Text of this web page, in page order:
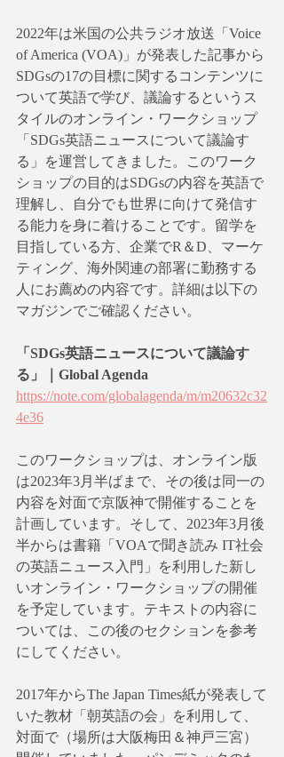
2022年は米国の公共ラジオ放送「Voice
of America (VOA)」が発表した記事から
SDGsの17の目標に関するコンテンツに
ついて英語で学び、議論するというス
タイルのオンライン・ワークショップ
「SDGs英語ニュースについて議論す
る」を運営してきました。このワーク
ショップの目的はSDGsの内容を英語で
理解し、自分でも世界に向けて発信す
る能力を身に着けることです。留学を
目指している方、企業でR＆D、マーケ
ティング、海外関連の部署に勤務する
人にお薦めの内容です。詳細は以下の
マガジンでご確認ください。
「SDGs英語ニュースについて議論す
る」｜Global Agenda
https://note.com/globalagenda/m/m20632c32
4e36
このワークショップは、オンライン版
は2023年3月半ばまで、その後は同一の
内容を対面で京阪神で開催することを
計画しています。そして、2023年3月後
半からは書籍「VOAで聞き読み IT社会
の英語ニュース入門」を利用した新し
いオンライン・ワークショップの開催
を予定しています。テキストの内容に
ついては、この後のセクションを参考
にしてください。
2017年からThe Japan Times紙が発表して
いた教材「朝英語の会」を利用して、
対面で（場所は大阪梅田＆神戸三宮）